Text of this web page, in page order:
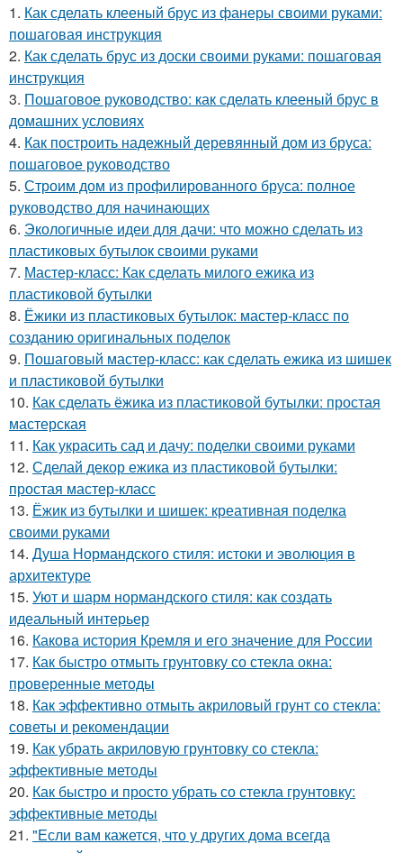
1. Как сделать клееный брус из фанеры своими руками:
пошаговая инструкция
2. Как сделать брус из доски своими руками: пошаговая
инструкция
3. Пошаговое руководство: как сделать клееный брус в
домашних условиях
4. Как построить надежный деревянный дом из бруса:
пошаговое руководство
5. Строим дом из профилированного бруса: полное
руководство для начинающих
6. Экологичные идеи для дачи: что можно сделать из
пластиковых бутылок своими руками
7. Мастер-класс: Как сделать милого ежика из
пластиковой бутылки
8. Ёжики из пластиковых бутылок: мастер-класс по
созданию оригинальных поделок
9. Пошаговый мастер-класс: как сделать ежика из шишек
и пластиковой бутылки
10. Как сделать ёжика из пластиковой бутылки: простая
мастерская
11. Как украсить сад и дачу: поделки своими руками
12. Сделай декор ежика из пластиковой бутылки:
простая мастер-класс
13. Ёжик из бутылки и шишек: креативная поделка
своими руками
14. Душа Нормандского стиля: истоки и эволюция в
архитектуре
15. Уют и шарм нормандского стиля: как создать
идеальный интерьер
16. Какова история Кремля и его значение для России
17. Как быстро отмыть грунтовку со стекла окна:
проверенные методы
18. Как эффективно отмыть акриловый грунт со стекла:
советы и рекомендации
19. Как убрать акриловую грунтовку со стекла:
эффективные методы
20. Как быстро и просто убрать со стекла грунтовку:
эффективные методы
21. "Если вам кажется, что у других дома всегда